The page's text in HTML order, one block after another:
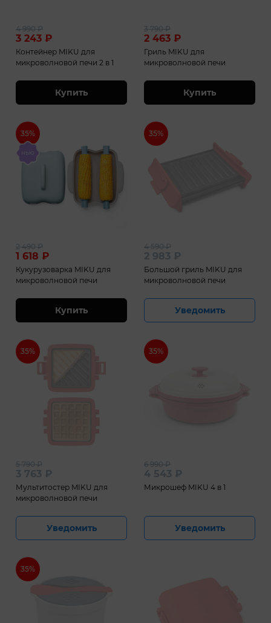
3 243 ₽
4 990₽
Контейнер MIKU для
микроволновой печи 2 в 1
Купить
2 463 ₽
3 790₽
Гриль MIKU для
микроволновой печи
Купить
35%
1 618 ₽
2 490₽
Кукурузоварка MIKU для
микроволновой печи
Купить
35%
2 983 ₽
4 590₽
Большой гриль MIKU для
микроволновой печи
Уведомить
35%
3 763 ₽
5 790₽
Мультитостер MIKU для
микроволновой печи
Уведомить
35%
4 543 ₽
6 990₽
Микрошеф MIKU 4 в 1
Уведомить
35%